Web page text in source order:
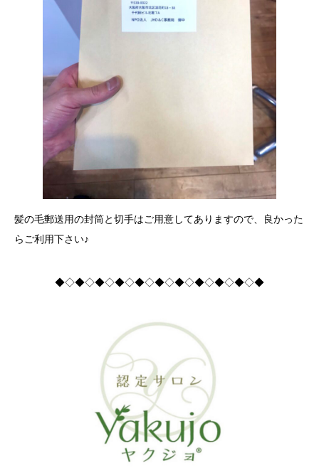
髪の毛郵送用の封筒と切手はご用意してありますので、良かった
らご利用下さい♪
◆◇◆◇◆◇◆◇◆◇◆◇◆◇◆◇◆◇◆◇◆